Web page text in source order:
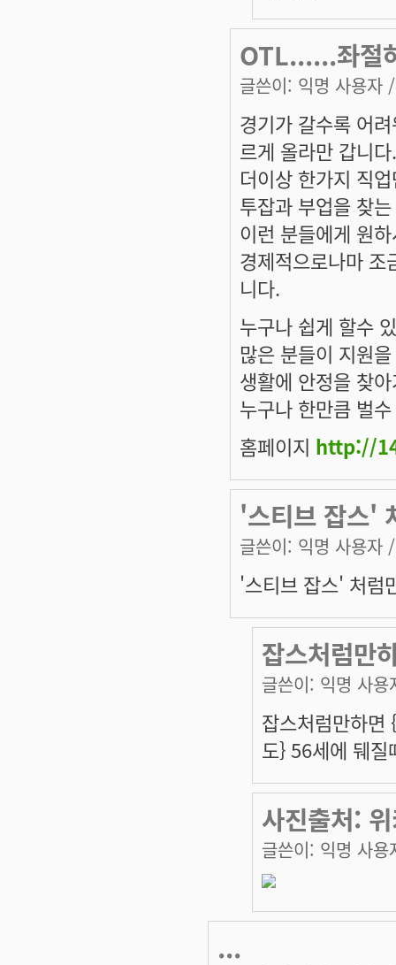
OTL......좌절
글쓴이: 익명 사용자
경기가 갈수록 어
르게 올라만 갑니다.
더이상 한가지 직
투잡과 부업을 찾
이런 분들에게 원
경제적으로나마 조
니다.
누구나 쉽게 할수
많은 분들이 지원
생활에 안정을 찾
누구나 한만큼 벌
홈페이지 http://
'스티브 잡스'
글쓴이: 익명 사용자
'스티브 잡스' 처럼
잡스처럼만
글쓴이: 익명 사용
잡스처럼만하
도} 56세에 뒈질
사진출처:
글쓴이: 익명 사용
...